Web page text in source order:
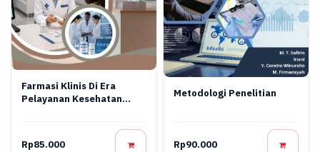
Farmasi Klinis Di Era
Pelayanan Kesehatan
Rp85.000
Metodologi Penelitian
Rp90.000